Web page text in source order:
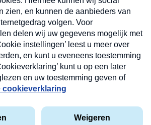
Cookieverklaring
abonnement op onze
vrijdag- en dinsdagochtend in uw